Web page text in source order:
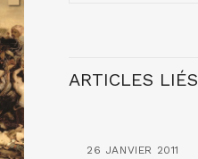
ARTICLES LIÉS
26 JANVIER 2011